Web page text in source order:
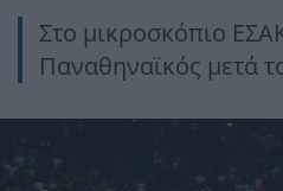
Στο μικροσκόπιο
Παναθηναϊκός μετά